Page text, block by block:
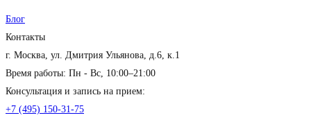
Блог
Контакты
г. Москва, ул. Дмитрия Ульянова, д.6, к.1
Время работы: Пн - Вс, 10:00–21:00
Консультация и запись на прием:
+7 (495) 150-31-75